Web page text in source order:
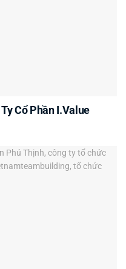
Cổ Phần I.Value